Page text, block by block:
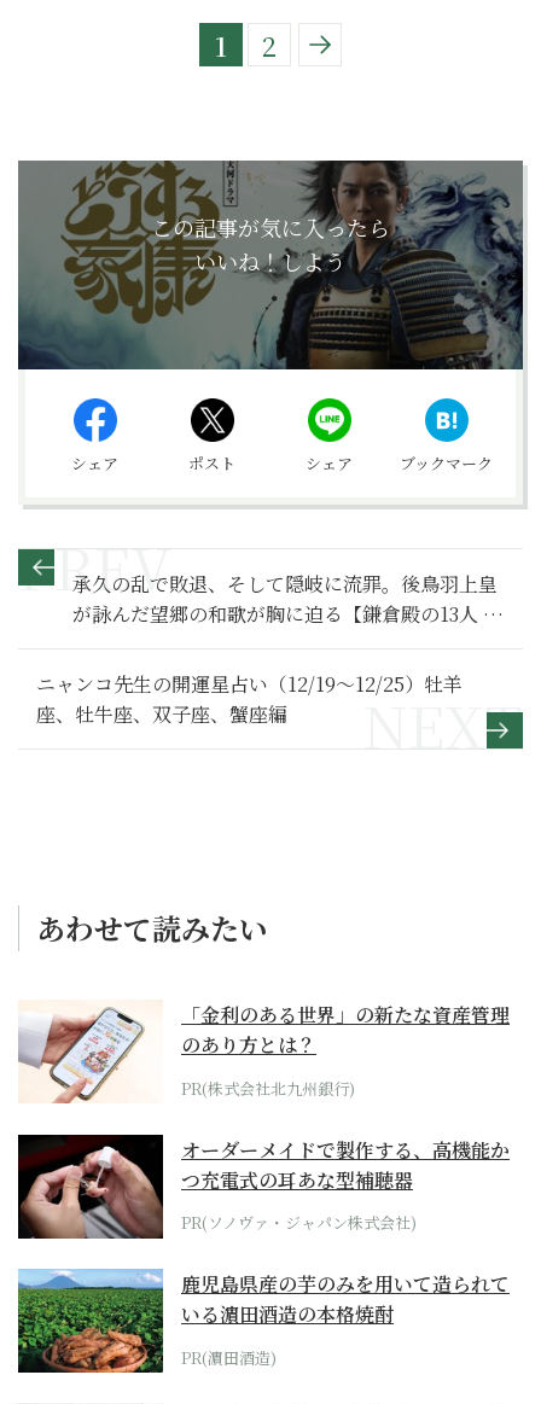
1 2
この記事が気に入ったら
いいね！しよう
シェア ポスト シェア ブックマーク
承久の乱で敗退、そして隠岐に流罪。後鳥羽上皇
が詠んだ望郷の和歌が胸に迫る【鎌倉殿の13人 満
喫リポート】後鳥羽上皇 隠岐流罪編
ニャンコ先生の開運星占い（12/19～12/25）牡羊
座、牡牛座、双子座、蟹座編
あわせて読みたい
「金利のある世界」の新たな資産管理
のあり方とは？
PR(株式会社北九州銀行)
オーダーメイドで製作する、高機能か
つ充電式の耳あな型補聴器
PR(ソノヴァ・ジャパン株式会社)
鹿児島県産の芋のみを用いて造られて
いる濵田酒造の本格焼酎
PR(濵田酒造)